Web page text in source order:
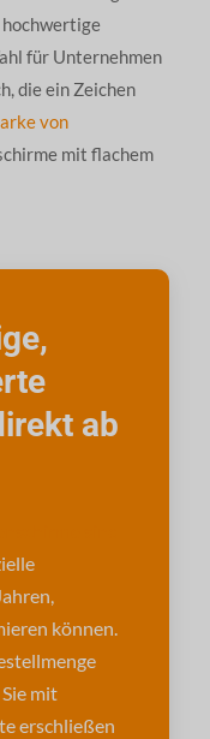
für Unternehmen
die ein Zeichen
von
mit flachem
ab
können.
mit
erschließen